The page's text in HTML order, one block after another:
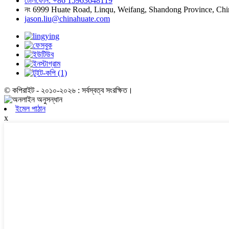
নং 6999 Huate Road, Linqu, Weifang, Shandong Province,
jason.liu@chinahuate.com
© কপিরাইট - ২০১০-২০২৬ : সর্বস্বত্ব সংরক্ষিত।
ইমেল পাঠান
x